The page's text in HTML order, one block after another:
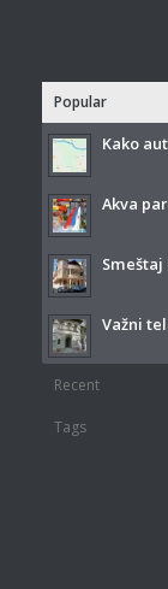
Popular
Kako
Akva
Važni
Recent
Tags